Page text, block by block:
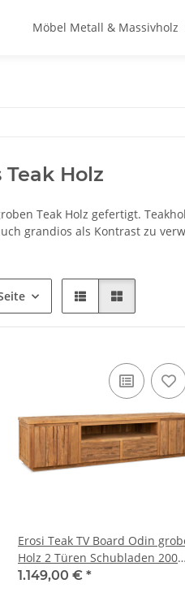
Möbel Metall & Massivholz
Teak Holz
Teak Holz gefertigt.
grandios als Kontrast zu
Erosi Teak TV Board Odin
Holz 2 Türen Schubladen 200
cm
1.149,00 € *